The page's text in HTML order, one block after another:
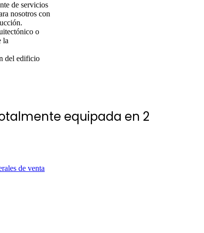
de venta
de servicios
nosotros con
o
la
del edificio
equipada en 2